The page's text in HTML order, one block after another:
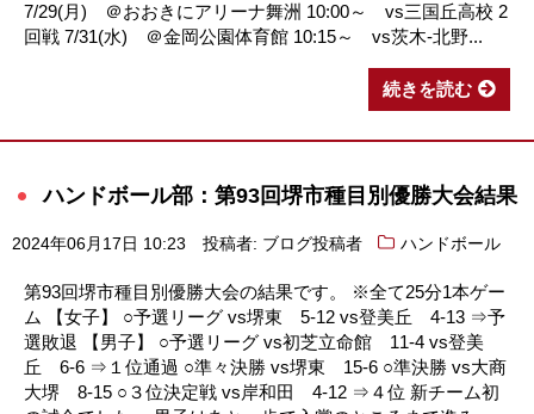
7/29(月) ＠おおきにアリーナ舞洲 10:00～ vs三国丘高校 2
回戦 7/31(水) ＠金岡公園体育館 10:15～ vs茨木-北野...
続きを読む
ハンドボール部：第93回堺市種目別優勝大会結果
2024年06月17日 10:23 投稿者: ブログ投稿者 ハンドボール
第93回堺市種目別優勝大会の結果です。 ※全て25分1本ゲー
ム 【女子】 ○予選リーグ vs堺東 5-12 vs登美丘 4-13 ⇒予
選敗退 【男子】 ○予選リーグ vs初芝立命館 11-4 vs登美
丘 6-6 ⇒１位通過 ○準々決勝 vs堺東 15-6 ○準決勝 vs大商
大堺 8-15 ○３位決定戦 vs岸和田 4-12 ⇒４位 新チーム初